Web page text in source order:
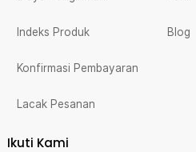
Indeks Produk
Konfirmasi Pembayaran
Lacak Pesanan
Blog
Ikuti Kami